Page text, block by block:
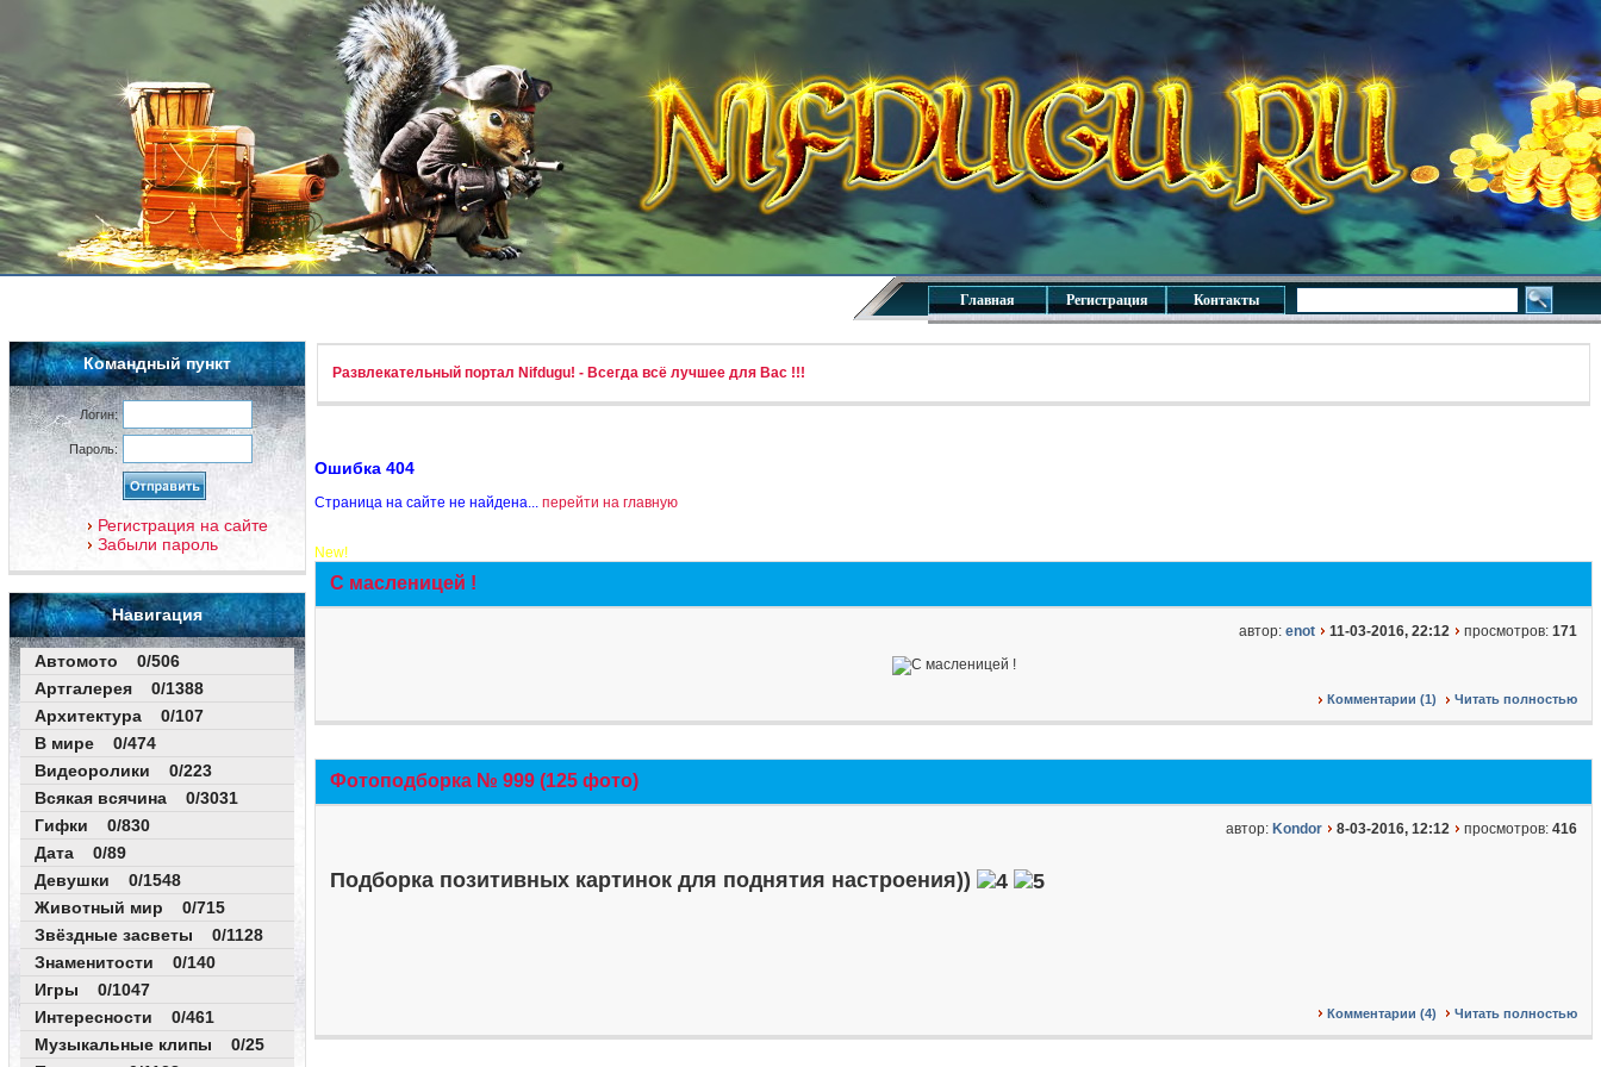
Главная Регистрация Контакты
Командный пункт
Логин:
Пароль:
Регистрация на сайте
Забыли пароль
Навигация
Автомото 0/506
Артгалерея 0/1388
Архитектура 0/107
В мире 0/474
Видеоролики 0/223
Всякая всячина 0/3031
Гифки 0/830
Дата 0/89
Девушки 0/1548
Животный мир 0/715
Звёздные засветы 0/1128
Знаменитости 0/140
Игры 0/1047
Интересности 0/461
Музыкальные клипы 0/25
Развлекательный портал Nifdugu! - Всегда всё лучшее для Вас !!!
Ошибка 404
Страница на сайте не найдена... перейти на главную
New!
С масленицей !
автор: enot 11-03-2016, 22:12 просмотров: 171
Комментарии (1) Читать полностью
Фотоподборка № 999 (125 фото)
автор: Kondor 8-03-2016, 12:12 просмотров: 416
Подборка позитивных картинок для поднятия настроения))
Комментарии (4) Читать полностью